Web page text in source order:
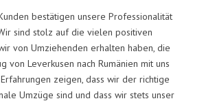
bestätigen unsere Professionalität
sind stolz auf die vielen positiven
von Umziehenden erhalten haben, die
von Leverkusen nach Rumänien mit uns
zeigen, dass wir der richtige
Umzüge sind und dass wir stets unser